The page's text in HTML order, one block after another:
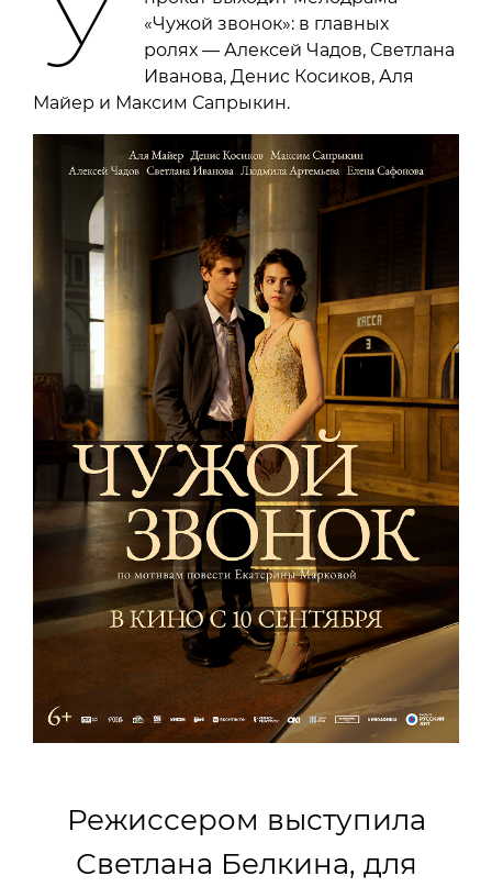
«Чужой звонок»: в главных
ролях — Алексей Чадов, Светлана
Иванова, Денис Косиков, Аля
Майер и Максим Сапрыкин.
Режиссером выступила
Светлана Белкина, для